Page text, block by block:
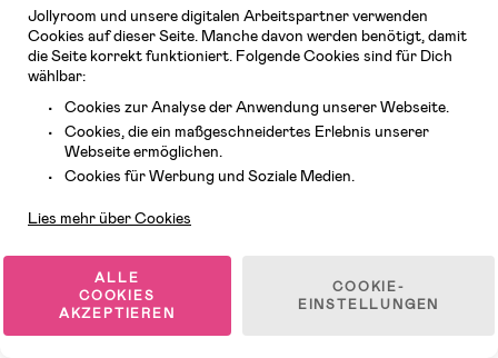
Mesh, Grey
161,99 €
Mesh, Sage Green
Oeko-Tex
Jollyroom und unsere digitalen Arbeitspartner verwenden
Cookies auf dieser Seite. Manche davon werden benötigt, damit
die Seite korrekt funktioniert. Folgende Cookies sind für Dich
wählbar:
Cookies zur Analyse der Anwendung unserer Webseite.
Cookies, die ein maßgeschneidertes Erlebnis unserer
Webseite ermöglichen.
Cookies für Werbung und Soziale Medien.
Lies mehr über Cookies
ALLE
COOKIES
AKZEPTIEREN
COOKIE-
EINSTELLUNGEN